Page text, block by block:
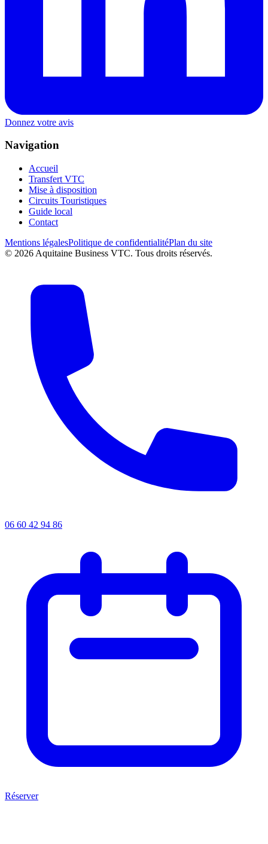
Donnez votre avis
Navigation
Accueil
Transfert VTC
Mise à disposition
Circuits Touristiques
Guide local
Contact
Mentions légalesPolitique de confidentialitéPlan du site
© 2026 Aquitaine Business VTC. Tous droits réservés.
06 60 42 94 86
Réserver